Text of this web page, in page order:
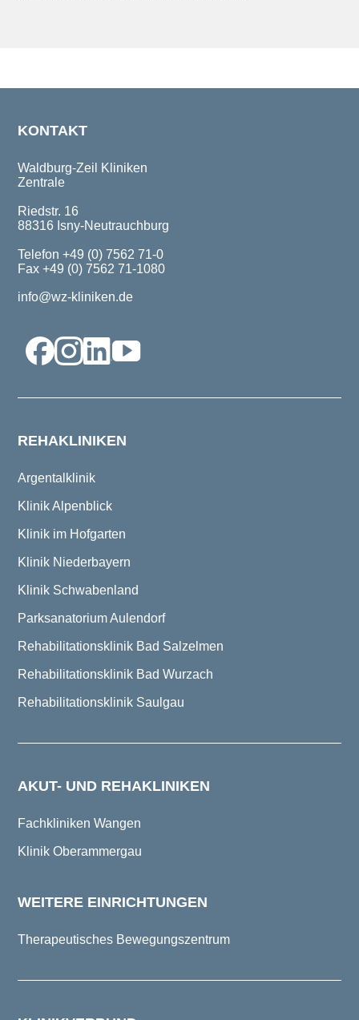
KONTAKT
Waldburg-Zeil Kliniken
Zentrale
Riedstr. 16
88316 Isny-Neutrauchburg
Telefon +49 (0) 7562 71-0
Fax +49 (0) 7562 71-1080
info@wz-kliniken.de
REHAKLINIKEN
Argentalklinik
Klinik Alpenblick
Klinik im Hofgarten
Klinik Niederbayern
Klinik Schwabenland
Parksanatorium Aulendorf
Rehabilitationsklinik Bad Salzelmen
Rehabilitationsklinik Bad Wurzach
Rehabilitationsklinik Saulgau
AKUT- UND REHAKLINIKEN
Fachkliniken Wangen
Klinik Oberammergau
WEITERE EINRICHTUNGEN
Therapeutisches Bewegungszentrum